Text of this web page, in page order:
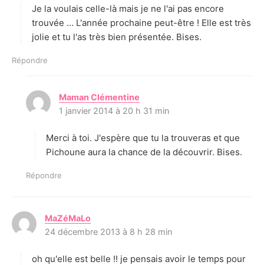
:
Je la voulais celle-là mais je ne l'ai pas encore
trouvée … L'année prochaine peut-être ! Elle est très
jolie et tu l'as très bien présentée. Bises.
Répondre
Maman Clémentine
i
:
1 janvier 2014 à 20 h 31 min
Merci à toi. J'espère que tu la trouveras et que
Pichoune aura la chance de la découvrir. Bises.
Répondre
MaZéMaLo
i
:
24 décembre 2013 à 8 h 28 min
oh qu'elle est belle !! je pensais avoir le temps pour